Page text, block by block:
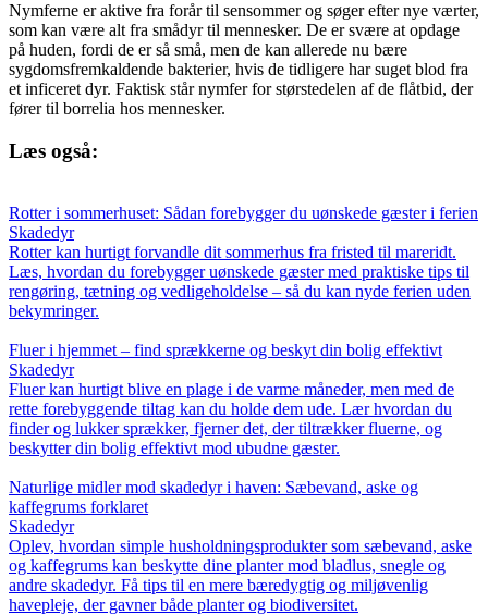
Nymferne er aktive fra forår til sensommer og søger efter nye værter,
som kan være alt fra smådyr til mennesker. De er svære at opdage
på huden, fordi de er så små, men de kan allerede nu bære
sygdomsfremkaldende bakterier, hvis de tidligere har suget blod fra
et inficeret dyr. Faktisk står nymfer for størstedelen af de flåtbid, der
fører til borrelia hos mennesker.
Læs også:
Rotter i sommerhuset: Sådan forebygger du uønskede gæster i ferien
Skadedyr
Rotter kan hurtigt forvandle dit sommerhus fra fristed til mareridt.
Læs, hvordan du forebygger uønskede gæster med praktiske tips til
rengøring, tætning og vedligeholdelse – så du kan nyde ferien uden
bekymringer.
Fluer i hjemmet – find sprækkerne og beskyt din bolig effektivt
Skadedyr
Fluer kan hurtigt blive en plage i de varme måneder, men med de
rette forebyggende tiltag kan du holde dem ude. Lær hvordan du
finder og lukker sprækker, fjerner det, der tiltrækker fluerne, og
beskytter din bolig effektivt mod ubudne gæster.
Naturlige midler mod skadedyr i haven: Sæbevand, aske og
kaffegrums forklaret
Skadedyr
Oplev, hvordan simple husholdningsprodukter som sæbevand, aske
og kaffegrums kan beskytte dine planter mod bladlus, snegle og
andre skadedyr. Få tips til en mere bæredygtig og miljøvenlig
havepleje, der gavner både planter og biodiversitet.